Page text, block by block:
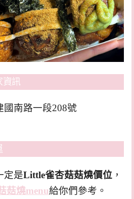
資訊
南路一段208號
定是Little雀杏菇菇燒價位 ，
菇燒menu給你們參考。